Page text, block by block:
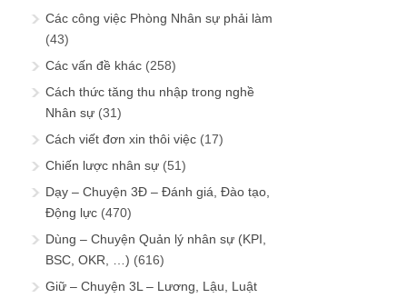
Các công việc Phòng Nhân sự phải làm
(43)
Các vấn đề khác (258)
Cách thức tăng thu nhập trong nghề
Nhân sự (31)
Cách viết đơn xin thôi việc (17)
Chiến lược nhân sự (51)
Dạy – Chuyện 3Đ – Đánh giá, Đào tạo,
Động lực (470)
Dùng – Chuyện Quản lý nhân sự (KPI,
BSC, OKR, …) (616)
Giữ – Chuyện 3L – Lương, Lậu, Luật